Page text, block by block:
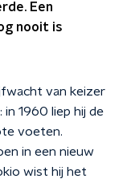
Een
nooit is
van keizer
in 1960 liep hij de
voeten.
in een nieuw
wist hij het